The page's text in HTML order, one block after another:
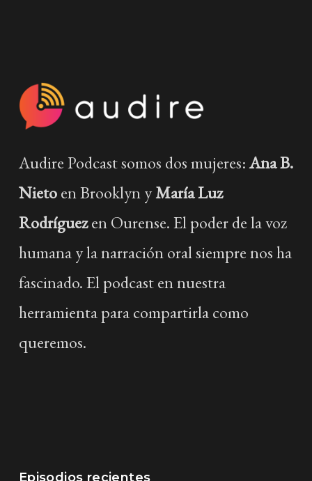
Audire Podcast somos dos mujeres:Ana B.
Nietoen Brooklyn yMaría Luz
Rodríguezen Ourense. El poder de la voz
humana y la narración oral siempre nos ha
fascinado. El podcast en nuestra
herramienta para compartirla como
queremos.
Episodios recientes